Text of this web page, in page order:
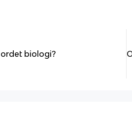
biologi?